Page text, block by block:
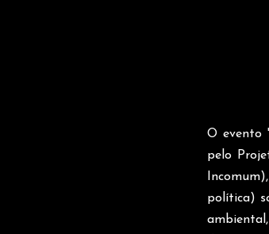
O evento
pelo
política)